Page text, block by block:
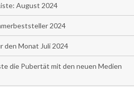
August 2024
2024
den Monat Juli 2024
die Pubertät mit den neuen Medien